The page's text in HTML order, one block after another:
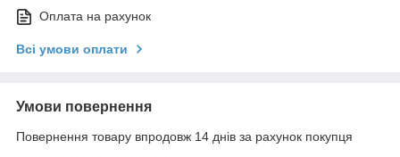
Оплата на рахунок
Всі умови оплати
Умови повернення
Повернення товару впродовж 14 днів за рахунок покупця